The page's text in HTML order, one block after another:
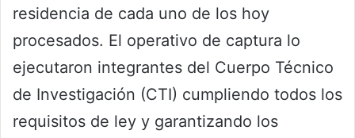
residencia de cada uno de los hoy
procesados. El operativo de captura lo
ejecutaron integrantes del Cuerpo Técnico
de Investigación (CTI) cumpliendo todos los
requisitos de ley y garantizando los